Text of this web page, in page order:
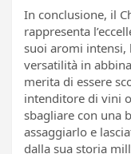
In conclusione, il
rappresenta
suoi aromi intensi,
versatilità in
merita di essere
intenditore di vini
sbagliare con una
assaggiarlo e
dalla sua storia